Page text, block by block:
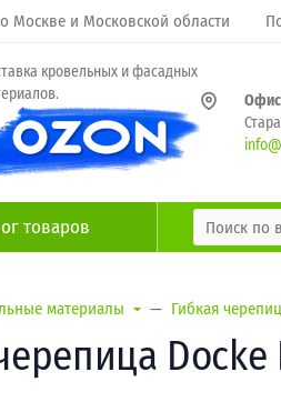
Москве и Московской области
кровельных и фасадных
товаров
материалы Гибкая